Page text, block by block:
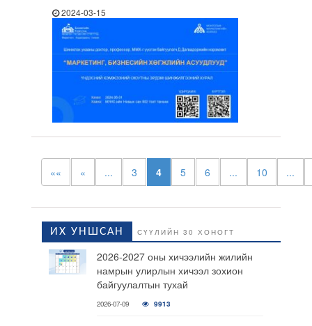
2024-03-15
«« « ... 3 4 5 6 ... 10 ...
ИХ УНШСАН СҮҮЛИЙН 30 ХОНОГТ
2026-2027 оны хичээлийн жилийн
намрын улирлын хичээл зохион
байгуулалтын тухай
2026-07-09 9913